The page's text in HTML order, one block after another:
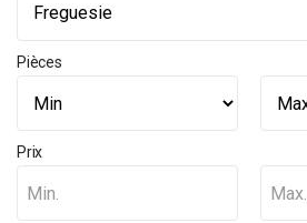
Pièces
Prix
Min. Max.